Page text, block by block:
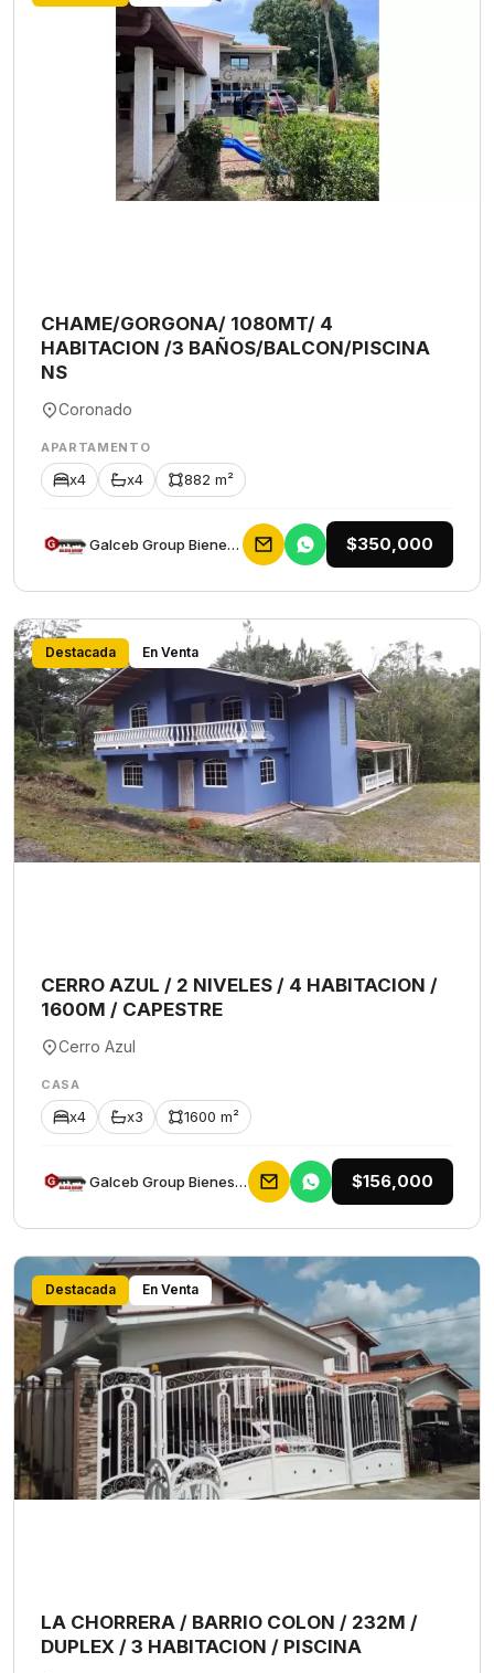
CHAME/GORGONA/ 1080MT/ 4
HABITACION /3 BAÑOS/BALCON/PISCINA
NS
Coronado
APARTAMENTO
x4 x4 882 m²
Galceb Group Bienes Raices $350,000
Destacada En Venta
CERRO AZUL / 2 NIVELES / 4 HABITACION /
1600M / CAPESTRE
Cerro Azul
CASA
x4 x3 1600 m²
Galceb Group Bienes Raices $156,000
Destacada En Venta
LA CHORRERA / BARRIO COLON / 232M /
DUPLEX / 3 HABITACION / PISCINA